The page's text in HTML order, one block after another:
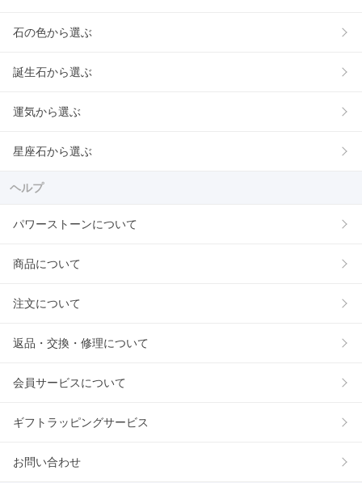
石の色から選ぶ
誕生石から選ぶ
運気から選ぶ
星座石から選ぶ
ヘルプ
パワーストーンについて
商品について
注文について
返品・交換・修理について
会員サービスについて
ギフトラッピングサービス
お問い合わせ